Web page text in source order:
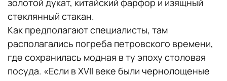
золотой дукат, китайский фарфор и изящный
стеклянный стакан.
Как предполагают специалисты, там
располагались погреба петровского времени,
где сохранилась модная в ту эпоху столовая
посуда. «Если в XVII веке были чернолощеные